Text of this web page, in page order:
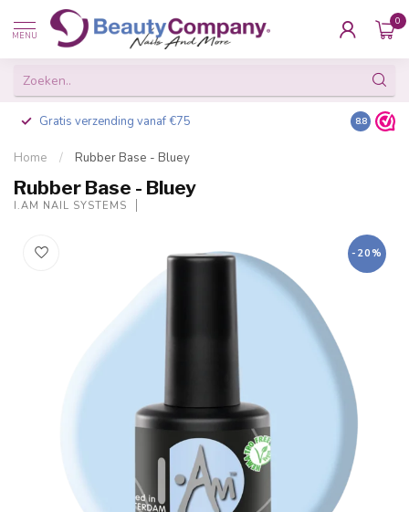
MENU
0
Gratis verzending vanaf €75 Besteld
8.8
Home / Rubber Base - Bluey
Rubber Base - Bluey
I.AM NAIL SYSTEMS
-20%